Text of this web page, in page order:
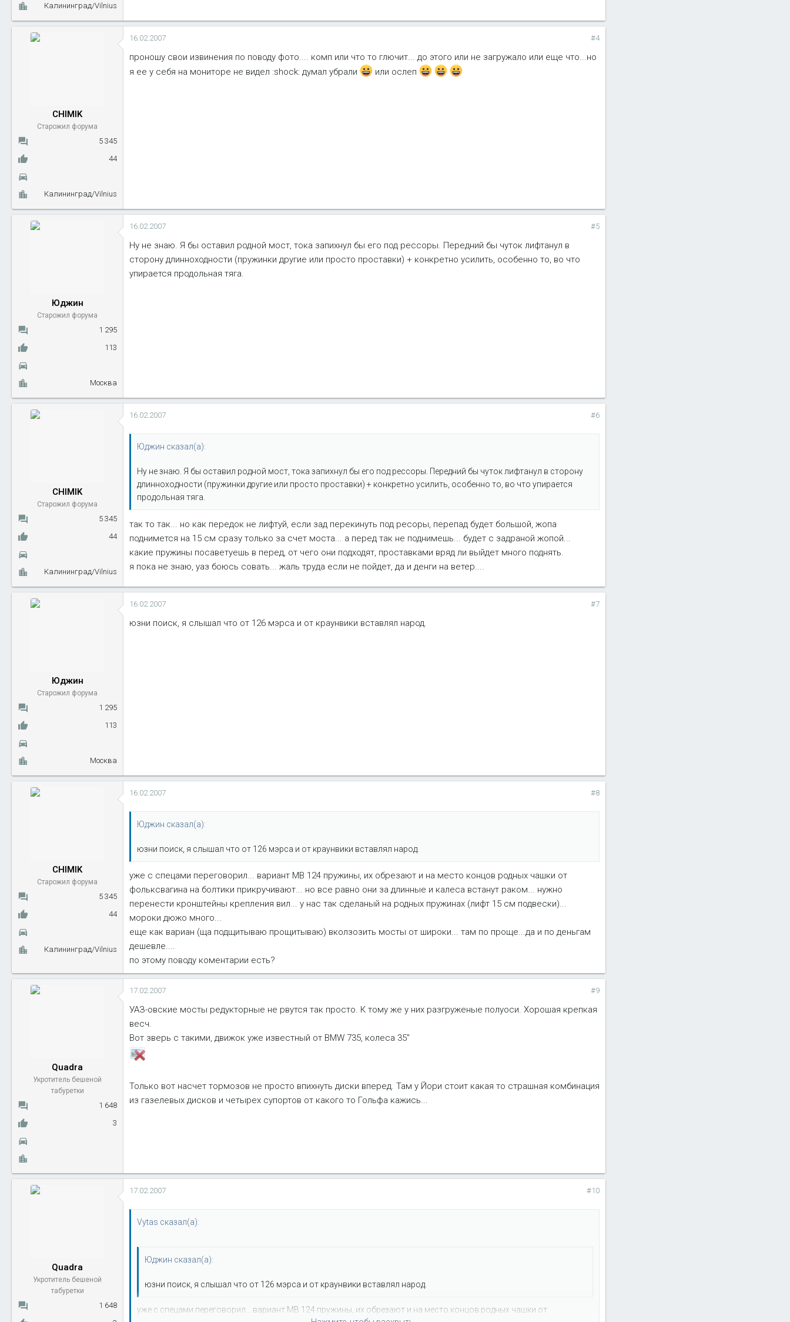
Калининград/Vilnius
CHIMIK
Старожил форума
5 345
44
Калининград/Vilnius
16.02.2007 #4
проношу свои извинения по поводу фото.... комп или что то глючит... до этого или не загружало или еще что...но
я ее у себя на мониторе не видел :shock: думал убрали
или ослеп
Юджин
Старожил форума
1 295
113
Москва
16.02.2007 #5
Ну не знаю. Я бы оставил родной мост, тока запихнул бы его под рессоры. Передний бы чуток лифтанул в
сторону длинноходности (пружинки другие или просто проставки) + конкретно усилить, особенно то, во что
упирается продольная тяга.
CHIMIK
Старожил форума
5 345
44
Калининград/Vilnius
16.02.2007 #6
Юджин сказал(а):
Ну не знаю. Я бы оставил родной мост, тока запихнул бы его под рессоры. Передний бы чуток лифтанул в сторону
длинноходности (пружинки другие или просто проставки) + конкретно усилить, особенно то, во что упирается
продольная тяга.
так то так... но как передок не лифтуй, если зад перекинуть под ресоры, перепад будет большой, жопа
поднимется на 15 см сразу только за счет моста... а перед так не поднимешь... будет с задраной жопой...
какие пружины посаветуешь в перед, от чего они подходят, проставками вряд ли выйдет много поднять.
я пока не знаю, уаз боюсь совать... жаль труда если не пойдет, да и денги на ветер....
Юджин
Старожил форума
1 295
113
Москва
16.02.2007 #7
юзни поиск, я слышал что от 126 мэрса и от краунвики вставлял народ.
CHIMIK
Старожил форума
5 345
44
Калининград/Vilnius
16.02.2007 #8
Юджин сказал(а):
юзни поиск, я слышал что от 126 мэрса и от краунвики вставлял народ.
уже с спецами переговорил... вариант MB 124 пружины, их обрезают и на место концов родных чашки от
фольксвагина на болтики прикручивают... но все равно они за длинные и калеса встанут раком... нужно
перенести кронштейны крепления вил... у нас так сделаный на родных пружинах (лифт 15 см подвески)...
мороки дюжо много...
еще как вариан (ща подщитываю прощитываю) вколзозить мосты от широки... там по проще...да и по деньгам
дешевле....
по этому поводу коментарии есть?
Quadra
Укротитель бешеной
табуретки
1 648
3
17.02.2007 #9
УАЗ-овские мосты редукторные не рвутся так просто. К тому же у них разгруженые полуоси. Хорошая крепкая
весч.
Вот зверь с такими, движок уже известный от BMW 735, колеса 35"
Только вот насчет тормозов не просто впихнуть диски вперед. Там у Йори стоит какая то страшная комбинация
из газелевых дисков и четырех супортов от какого то Гольфа кажись...
Quadra
Укротитель бешеной
табуретки
1 648
17.02.2007 #10
Vytas сказал(а):
Юджин сказал(а):
юзни поиск, я слышал что от 126 мэрса и от краунвики вставлял народ.
уже с спецами переговорил... вариант MB 124 пружины, их обрезают и на место концов родных чашки от